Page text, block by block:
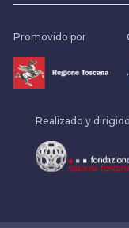
Promovido por
.
Realizado y